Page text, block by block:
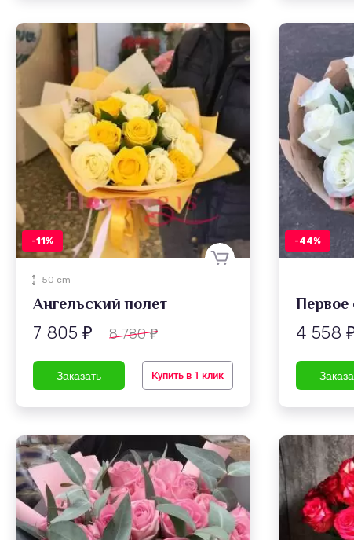
-11%
50 cm
Ангельский полет
7 805 ₽ 8 780₽
Купить в 1 клик
-44%
Первое
4 558